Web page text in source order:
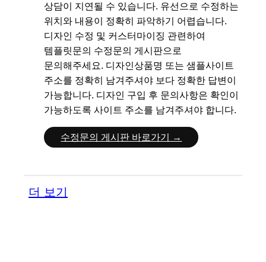
상담이 지연될 수 있습니다. 유선으로 수정하는
위치와 내용이 정확히 파악하기 어렵습니다.
디자인 수정 및 커스터마이징 관련하여
템플릿문의 수정문의 게시판으로
문의해주세요. 디자인상품명 또는 샘플사이트
주소를 정확히 남겨주셔야 보다 정확한 답변이
가능합니다. 디자인 구입 후 문의사항은 확인이
가능하도록 사이트 주소를 남겨주셔야 합니다.
수정문의 게시판 바로가기 →
더 보기